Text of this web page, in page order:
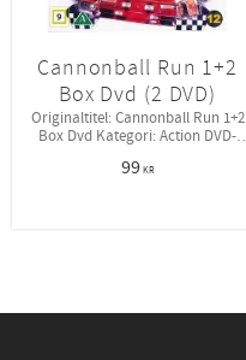
Cannonball Run 1+2
Box Dvd (2 DVD)
Originaltitel: Cannonball Run 1+2
Box Dvd Kategori: Action DVD-
Ljudformat: Dolby Digital 5.1
99KR